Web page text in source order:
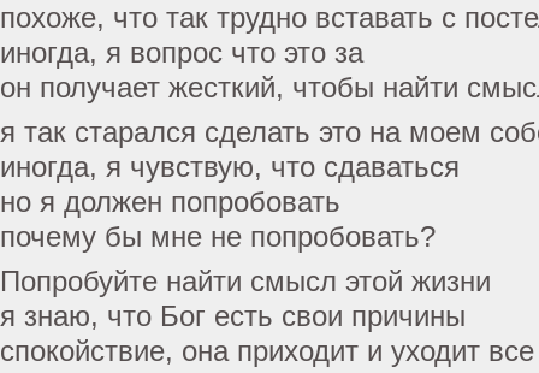
похоже, что так трудно вставать с
иногда, я вопрос что это за
он получает жесткий, чтобы найти
я так старался сделать это на моем
иногда, я чувствую, что сдаваться
но я должен попробовать
почему бы мне не попробовать?
Попробуйте найти смысл этой жизни
я знаю, что Бог есть свои причины
спокойствие, она приходит и уходит